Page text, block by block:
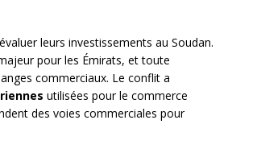
leurs investissements au Soudan.
pour les Émirats, et toute
commerciaux. Le conflit a
utilisées pour le commerce
des voies commerciales pour